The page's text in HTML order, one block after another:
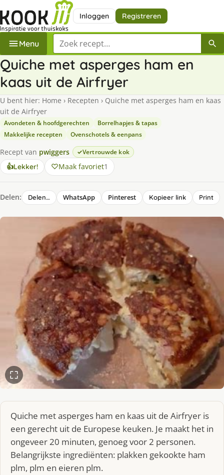
Inloggen Registreren
Menu Zoek een recept
Quiche met asperges ham en
kaas uit de Airfryer
U bent hier: Home › Recepten › Quiche met asperges ham en kaas
uit de Airfryer
Avondeten & hoofdgerechten
Borrelhapjes & tapas
Makkelijke recepten
Ovenschotels & eenpans
Recept van pwiggers Vertrouwde kok
👍Lekker! Maak favoriet1
Delen: Delen… WhatsApp Pinterest Kopieer link Print
Quiche met asperges ham en kaas uit de Airfryer is
een gerecht uit de Europese keuken. Je maakt het in
ongeveer 20 minuten, genoeg voor 2 personen.
Belangrijkste ingrediënten: plakken gekookte ham
plm, plm en eieren plm.